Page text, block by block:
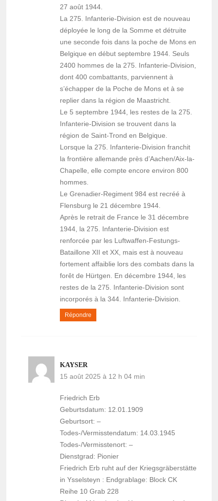
27 août 1944.
La 275. Infanterie-Division est de nouveau
déployée le long de la Somme et détruite
une seconde fois dans la poche de Mons en
Belgique en début septembre 1944. Seuls
2400 hommes de la 275. Infanterie-Division,
dont 400 combattants, parviennent à
s’échapper de la Poche de Mons et à se
replier dans la région de Maastricht.
Le 5 septembre 1944, les restes de la 275.
Infanterie-Division se trouvent dans la
région de Saint-Trond en Belgique.
Lorsque la 275. Infanterie-Division franchit
la frontière allemande près d’Aachen/Aix-la-
Chapelle, elle compte encore environ 800
hommes.
Le Grenadier-Regiment 984 est recréé à
Flensburg le 21 décembre 1944.
Après le retrait de France le 31 décembre
1944, la 275. Infanterie-Division est
renforcée par les Luftwaffen-Festungs-
Bataillone XII et XX, mais est à nouveau
fortement affaiblie lors des combats dans la
forêt de Hürtgen. En décembre 1944, les
restes de la 275. Infanterie-Division sont
incorporés à la 344. Infanterie-Division.
Répondre
KAYSER
15 août 2025 à 12 h 04 min
Friedrich Erb
Geburtsdatum: 12.01.1909
Geburtsort: –
Todes-/Vermisstendatum: 14.03.1945
Todes-/Vermisstenort: –
Dienstgrad: Pionier
Friedrich Erb ruht auf der Kriegsgräberstätte
in Ysselsteyn : Endgrablage: Block CK
Reihe 10 Grab 228